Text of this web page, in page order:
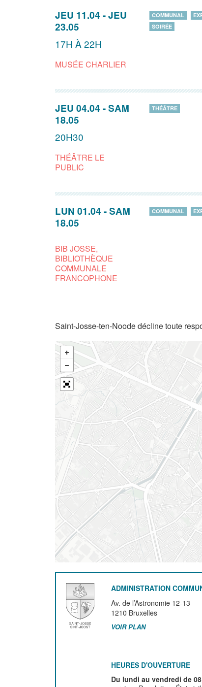
JEU 11.04 -JEU
23.05
17H À 22H
MUSÉE CHARLIER
COMMUNAL
SOIRÉE
JEU 04.04 -SAM
18.05
20H30
THÉÂTRE LE
PUBLIC
THÉÂTRE
LUN 01.04 -SAM
18.05
BIB JOSSE,
BIBLIOTHÈQUE
COMMUNALE
FRANCOPHONE
COMMUNAL
Saint-Josse-ten-Noode décline toute
ADMINISTRATION
Av. de l’Astronomie 12-13
1210 Bruxelles
VOIR PLAN
HEURES D'OUVERTURE
Du lundi au vendredi de